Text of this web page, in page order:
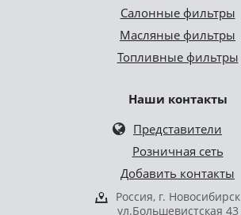
Салонные фильтры
Масляные фильтры
Топливные фильтры
Наши контакты
Представители
Розничная сеть
Добавить контакты
Россия, г. Новосибирск
ул.Большевистская 43